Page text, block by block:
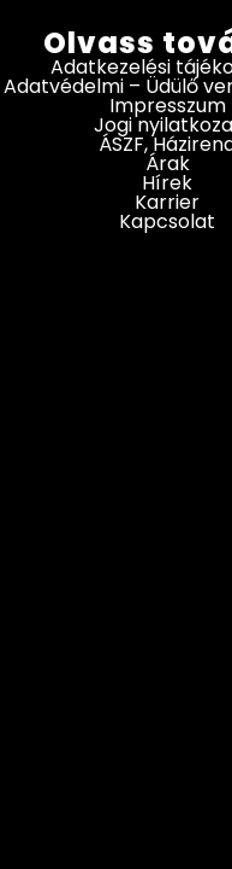
Olvass
Adatkezelési
Adatvédelmi – Üdülő
Impresszum
Jogi
ÁSZF,
Árak
Hírek
Karrier
Kapcsolat